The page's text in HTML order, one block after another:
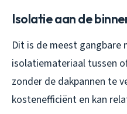
Isolatie aan de
Dit is de meest gangbare
isolatiemateriaal tussen
zonder de dakpannen te
kostenefficiënt en kan